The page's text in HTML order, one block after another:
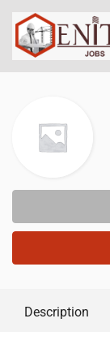
Description